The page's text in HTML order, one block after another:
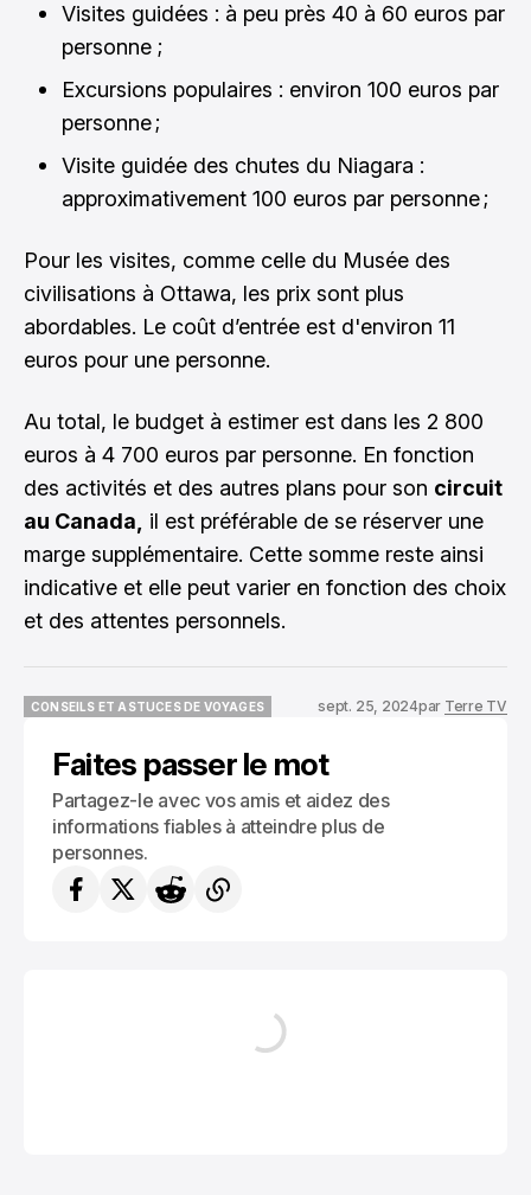
Visites guidées : à peu près 40 à 60 euros par
personne ;
Excursions populaires : environ 100 euros par
personne ;
Visite guidée des chutes du Niagara :
approximativement 100 euros par personne ;
Pour les visites, comme celle du Musée des
civilisations à Ottawa, les prix sont plus
abordables. Le coût d’entrée est d'environ 11
euros pour une personne.
Au total, le budget à estimer est dans les 2 800
euros à 4 700 euros par personne. En fonction
des activités et des autres plans pour son circuit
au Canada,
il est préférable de se réserver une
marge supplémentaire. Cette somme reste ainsi
indicative et elle peut varier en fonction des choix
et des attentes personnels.
CONSEILS ET ASTUCES DE VOYAGES
sept. 25, 2024par Terre TV
Faites passer le mot
Partagez-le avec vos amis et aidez des
informations fiables à atteindre plus de
personnes.